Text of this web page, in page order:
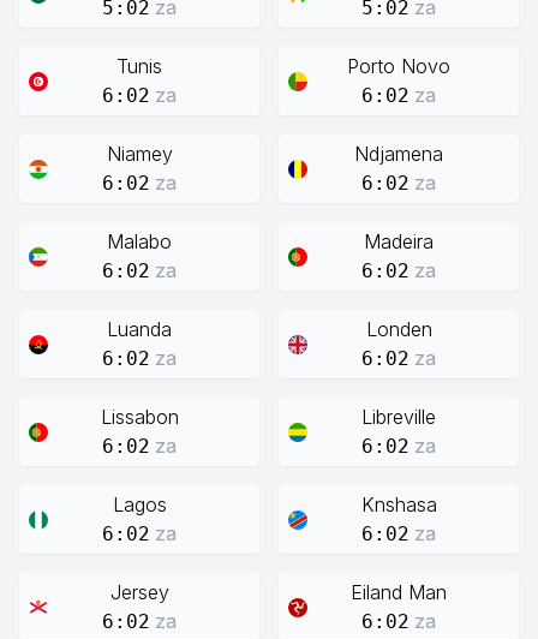
5:02 za 5:02 za
Tunis
6:02 za
Porto Novo
6:02 za
Niamey
6:02 za
Ndjamena
6:02 za
Malabo
6:02 za
Madeira
6:02 za
Luanda
6:02 za
Londen
6:02 za
Lissabon
6:02 za
Libreville
6:02 za
Lagos
6:02 za
Knshasa
6:02 za
Jersey
6:02 za
Eiland Man
6:02 za